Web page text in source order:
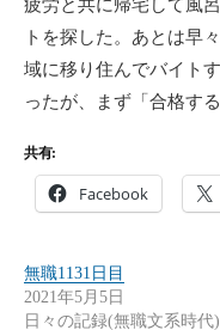
疲労と共に帰宅して風
トを探した。あとは早
域に移り住んでバイト
ったが、まず「合格す
共有:
Facebook
無職1131日目
2021年5月5日
日々の記録(無職文系時代)